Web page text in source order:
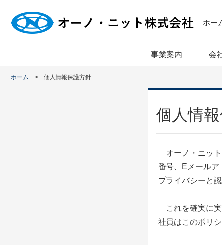
事業案内 会
ホー
ホーム 個人情報保護方針
個人情
オーノ・ニット
番号、Eメールア
プライバシーと
これを確実に実
社員はこのポリ